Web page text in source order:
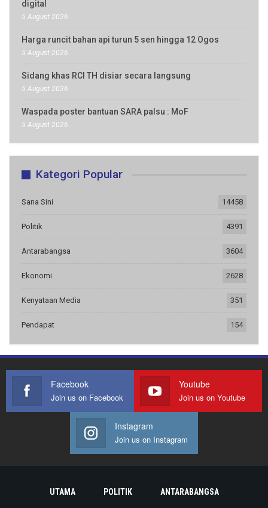
digital
5 August 2026
Harga runcit bahan api turun 5 sen hingga 12 Ogos
5 August 2026
Sidang khas RCI TH disiar secara langsung
5 August 2026
Waspada poster bantuan SARA palsu : MoF
5 August 2026
Kategori Popular
Sana Sini 14458
Politik 4391
Antarabangsa 3604
Ekonomi 2628
Kenyataan Media 351
Pendapat 154
Facebook
Join us on Facebook
Youtube
Join us on Youtube
Instagram
Join us on Instagram
UTAMA POLITIK ANTARABANGSA